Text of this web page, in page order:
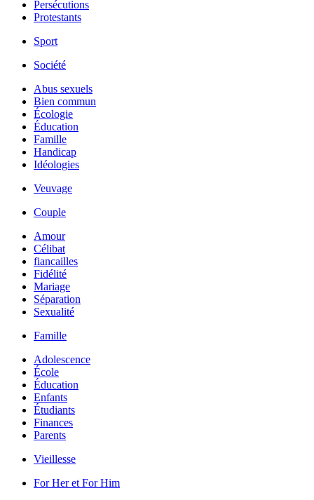
Persécutions
Protestants
Sport
Société
Abus sexuels
Bien commun
Écologie
Éducation
Famille
Handicap
Idéologies
Veuvage
Couple
Amour
Célibat
fiancailles
Fidélité
Mariage
Séparation
Sexualité
Famille
Adolescence
École
Éducation
Enfants
Étudiants
Finances
Parents
Vieillesse
For Her et For Him